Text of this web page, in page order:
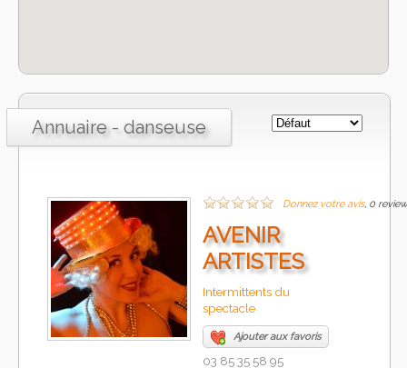
Annuaire - danseuse
Donnez votre avis, 0
AVENIR
ARTISTES
Intermittents du
spectacle
Ajouter aux favoris
03 85 35 58 95